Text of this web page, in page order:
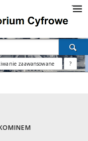
zaawansowane ?